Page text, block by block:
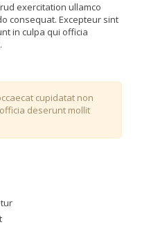
exercitation ullamco
consequat. Excepteur sint
in culpa qui officia
cupidatat non
deserunt mollit